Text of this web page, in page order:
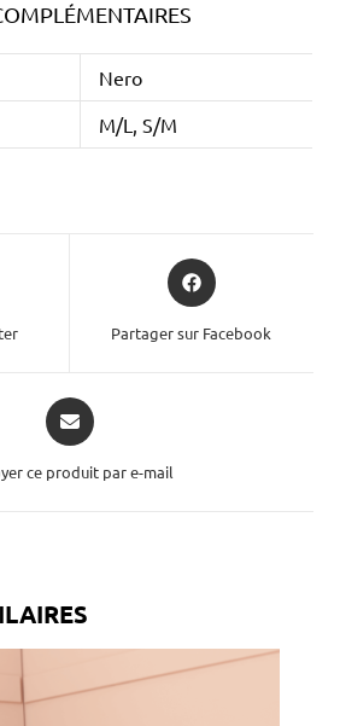
Nero
M/L, S/M
Partager sur Facebook
ce produit par e-mail